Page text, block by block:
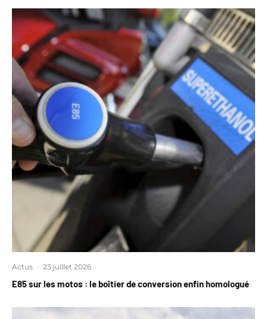
Actus · 23 juillet 2026
E85 sur les motos : le boîtier de conversion enfin homologué